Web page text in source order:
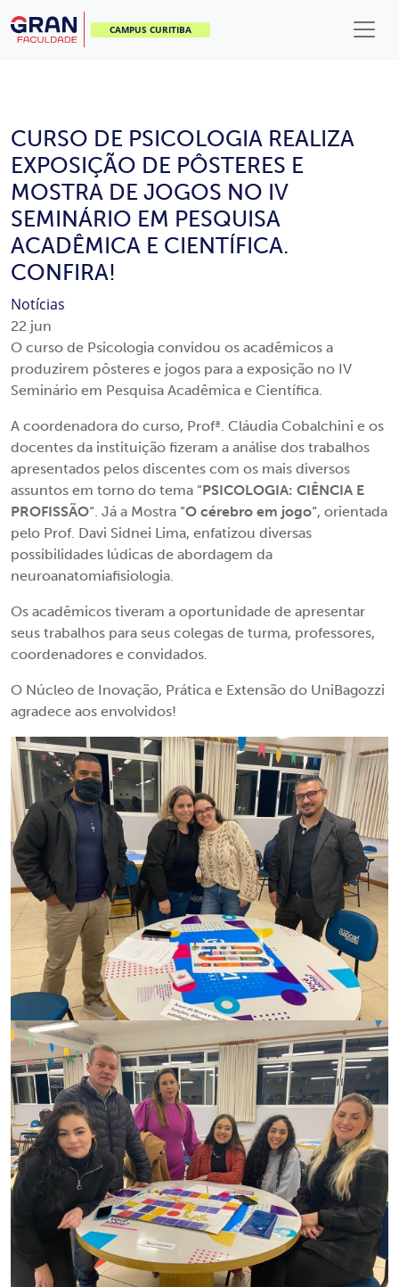
CAMPUS CURITIBA
CURSO DE PSICOLOGIA REALIZA
EXPOSIÇÃO DE PÔSTERES E
MOSTRA DE JOGOS NO IV
SEMINÁRIO EM PESQUISA
ACADÊMICA E CIENTÍFICA.
CONFIRA!
Notícias
22 jun
O curso de Psicologia convidou os acadêmicos a
produzirem pôsteres e jogos para a exposição no IV
Seminário em Pesquisa Acadêmica e Científica.
A coordenadora do curso, Profª. Cláudia Cobalchini e os
docentes da instituição fizeram a análise dos trabalhos
apresentados pelos discentes com os mais diversos
assuntos em torno do tema “PSICOLOGIA: CIÊNCIA E
PROFISSÃO“. Já a Mostra “O cérebro em jogo“, orientada
pelo Prof. Davi Sidnei Lima, enfatizou diversas
possibilidades lúdicas de abordagem da
neuroanatomiafisiologia.
Os acadêmicos tiveram a oportunidade de apresentar
seus trabalhos para seus colegas de turma, professores,
coordenadores e convidados.
O Núcleo de Inovação, Prática e Extensão do UniBagozzi
agradece aos envolvidos!